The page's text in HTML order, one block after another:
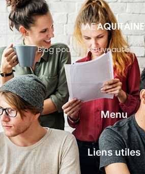
Blog pour les nouveautés
Menu
Liens utiles